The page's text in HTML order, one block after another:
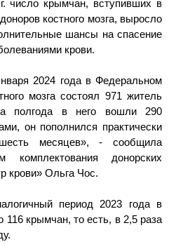
число крымчан, вступивших в
костного мозга, выросло
шансы на спасение
крови.
2024 года в Федеральном
мозга состоял 971 житель
полгода в него вошли 290
он пополнился практически
месяцев», - сообщила
комплектования донорских
крови» Ольга Чос.
период 2023 года в
116 крымчан, то есть, в 2,5 раза